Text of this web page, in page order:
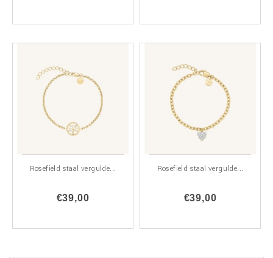
Rosefield staal vergulde...
€39,00
Rosefield staal vergulde...
€39,00